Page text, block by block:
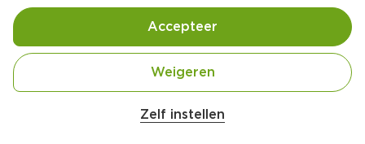
Ingrediënten Bereiding
Zelf instellen
Weigeren
Accepteer